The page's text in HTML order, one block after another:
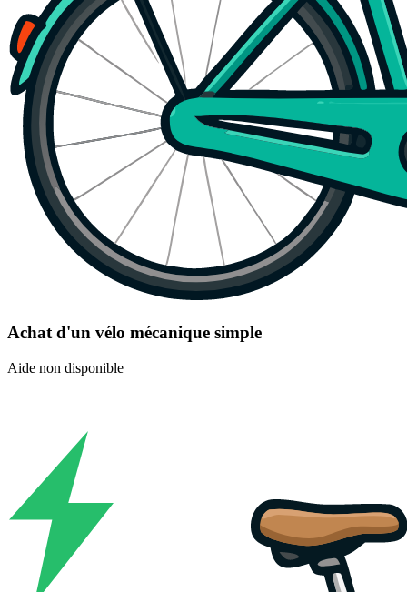
Achat d'un vélo mécanique simple
Aide non disponible